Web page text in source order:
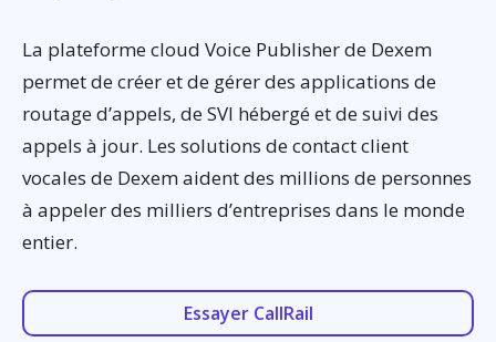
La plateforme cloud Voice Publisher de Dexem
permet de créer et de gérer des applications de
routage d’appels, de SVI hébergé et de suivi des
appels à jour. Les solutions de contact client
vocales de Dexem aident des millions de personnes
à appeler des milliers d’entreprises dans le monde
entier.
Essayer CallRail